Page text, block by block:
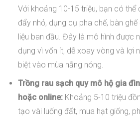
Với khoảng 10-15 triệu, bạn có thể
đẩy nhỏ, dụng cụ pha chế, bàn
liệu ban đầu. Đây là mô hình được
dụng vì vốn ít, dễ xoay vòng và lợi
biệt vào mùa nắng nóng.
Trồng rau sạch quy mô hộ gia
hoặc online:Khoảng 5-10 triệu
tạo vài luống đất, mua hạt giống,